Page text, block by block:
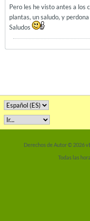
Pero les he visto antes a los
plantas, un saludo, y
Saludos
Derechos de Autor © 2026
Todas las